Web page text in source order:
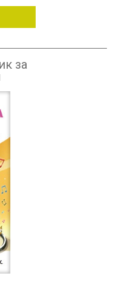
за